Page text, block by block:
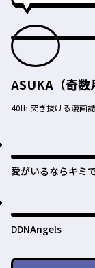
ASUKA（奇数
40th 突き抜ける漫画誌
愛がいるならキミ
DDNAngels